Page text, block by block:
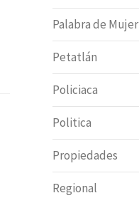
Palabra de Mujer
Petatlán
Policiaca
Politica
Propiedades
Regional